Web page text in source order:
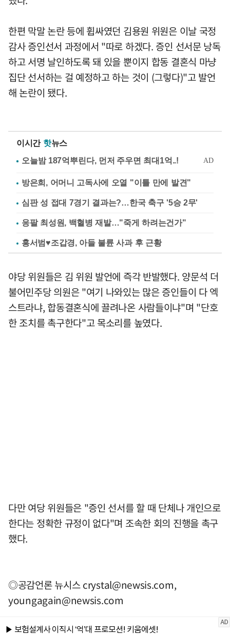
한편 막말 논란 등에 휩싸였던 김용원 위원은 이날 국정
감사 증인선서 과정에서 "따로 하겠다. 증인 선서문 낭독
하고 서명 날인하도록 돼 있을 뿐이지 합동 결혼식 마냥
집단 선서하는 걸 예정하고 하는 것이 (그렇다)"고 발언
해 논란이 됐다.
이시간 핫뉴스
방은희, 어머니 고독사에 오열 "이틀 만에 발견"
심판 성 접대 7경기 결과는?…한국 축구 '5승 2무'
응팔 최성원, 백혈병 재발…"죽게 하려는건가"
홍서범♥조갑경, 아들 불륜 사과 후 근황
야당 위원들은 김 위원 발언에 즉각 반발했다. 양문석 더
불어민주당 의원은 "여기 나와있는 많은 증인들이 다 엑
스트라냐, 합동결혼식에 끌려나온 사람들이냐"며 "단호
한 조치를 촉구한다"고 목소리를 높였다.
다만 여당 위원들은 "증인 선서를 할 때 단체나 개인으로
한다는 정확한 규정이 없다"며 조속한 회의 진행을 촉구
했다.
◎공감언론 뉴시스crystal@newsis.com,
youngagain@newsis.com